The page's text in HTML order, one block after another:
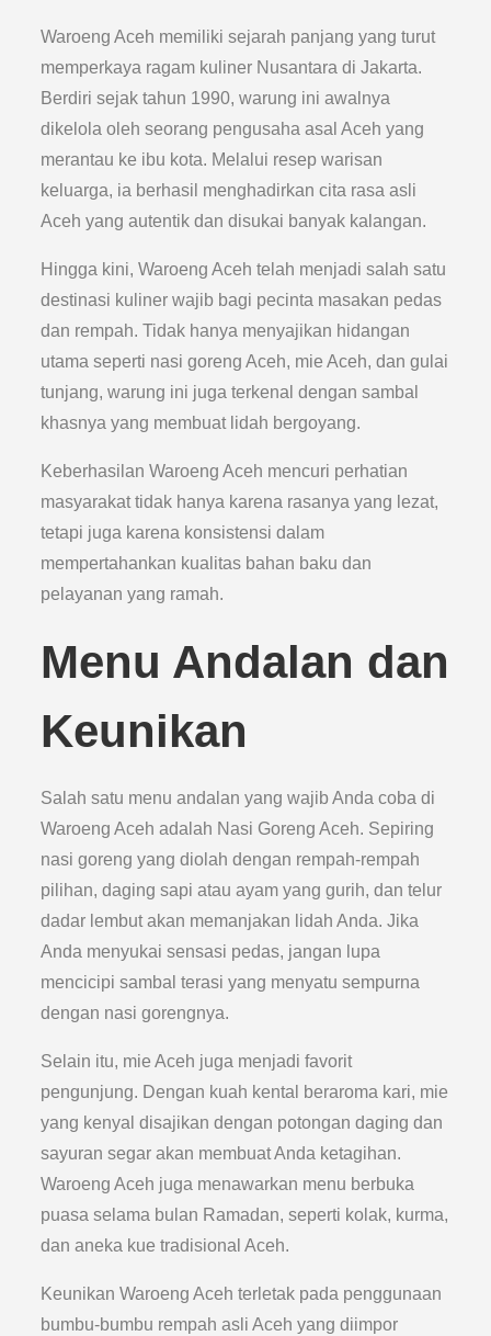
Waroeng Aceh memiliki sejarah panjang yang turut
memperkaya ragam kuliner Nusantara di Jakarta.
Berdiri sejak tahun 1990, warung ini awalnya
dikelola oleh seorang pengusaha asal Aceh yang
merantau ke ibu kota. Melalui resep warisan
keluarga, ia berhasil menghadirkan cita rasa asli
Aceh yang autentik dan disukai banyak kalangan.
Hingga kini, Waroeng Aceh telah menjadi salah satu
destinasi kuliner wajib bagi pecinta masakan pedas
dan rempah. Tidak hanya menyajikan hidangan
utama seperti nasi goreng Aceh, mie Aceh, dan gulai
tunjang, warung ini juga terkenal dengan sambal
khasnya yang membuat lidah bergoyang.
Keberhasilan Waroeng Aceh mencuri perhatian
masyarakat tidak hanya karena rasanya yang lezat,
tetapi juga karena konsistensi dalam
mempertahankan kualitas bahan baku dan
pelayanan yang ramah.
Menu Andalan dan
Keunikan
Salah satu menu andalan yang wajib Anda coba di
Waroeng Aceh adalah Nasi Goreng Aceh. Sepiring
nasi goreng yang diolah dengan rempah-rempah
pilihan, daging sapi atau ayam yang gurih, dan telur
dadar lembut akan memanjakan lidah Anda. Jika
Anda menyukai sensasi pedas, jangan lupa
mencicipi sambal terasi yang menyatu sempurna
dengan nasi gorengnya.
Selain itu, mie Aceh juga menjadi favorit
pengunjung. Dengan kuah kental beraroma kari, mie
yang kenyal disajikan dengan potongan daging dan
sayuran segar akan membuat Anda ketagihan.
Waroeng Aceh juga menawarkan menu berbuka
puasa selama bulan Ramadan, seperti kolak, kurma,
dan aneka kue tradisional Aceh.
Keunikan Waroeng Aceh terletak pada penggunaan
bumbu-bumbu rempah asli Aceh yang diimpor